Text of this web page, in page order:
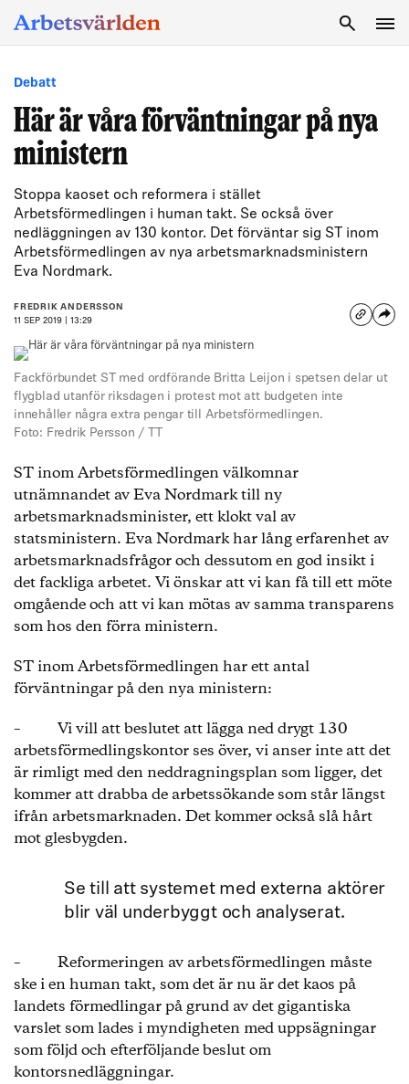
Debatt
Här är våra förväntningar på nya
ministern
Stoppa kaoset och reformera i stället
Arbetsförmedlingen i human takt. Se också över
nedläggningen av 130 kontor. Det förväntar sig ST inom
Arbetsförmedlingen av nya arbetsmarknadsministern
Eva Nordmark.
FREDRIK ANDERSSON
11 SEP 2019 | 13:29
Fackförbundet ST med ordförande Britta Leijon i spetsen delar ut
flygblad utanför riksdagen i protest mot att budgeten inte
innehåller några extra pengar till Arbetsförmedlingen.
Foto: Fredrik Persson / TT
ST inom Arbetsförmedlingen välkomnar
utnämnandet av Eva Nordmark till ny
arbetsmarknadsminister, ett klokt val av
statsministern. Eva Nordmark har lång erfarenhet av
arbetsmarknadsfrågor och dessutom en god insikt i
det fackliga arbetet. Vi önskar att vi kan få till ett möte
omgående och att vi kan mötas av samma transparens
som hos den förra ministern.
ST inom Arbetsförmedlingen har ett antal
förväntningar på den nya ministern:
– Vi vill att beslutet att lägga ned drygt 130
arbetsförmedlingskontor ses över, vi anser inte att det
är rimligt med den neddragningsplan som ligger, det
kommer att drabba de arbetssökande som står längst
ifrån arbetsmarknaden. Det kommer också slå hårt
mot glesbygden.
Se till att systemet med externa aktörer
blir väl underbyggt och analyserat.
– Reformeringen av arbetsförmedlingen måste
ske i en human takt, som det är nu är det kaos på
landets förmedlingar på grund av det gigantiska
varslet som lades i myndigheten med uppsägningar
som följd och efterföljande beslut om
kontorsnedläggningar.